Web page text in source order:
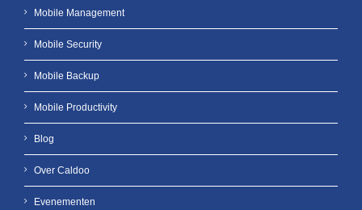
Mobile Management
Mobile Security
Mobile Backup
Mobile Productivity
Blog
Over Caldoo
Evenementen